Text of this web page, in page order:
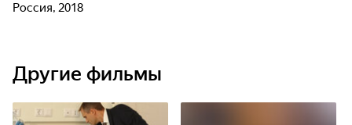
Россия, 2018
Другие фильмы